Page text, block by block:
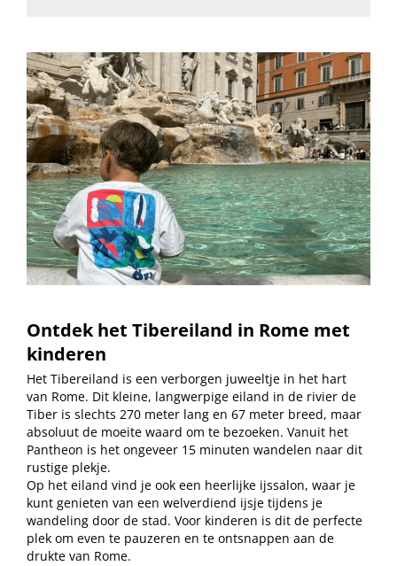
Ontdek het Tibereiland in Rome met
kinderen
Het Tibereiland is een verborgen juweeltje in het hart
van Rome. Dit kleine, langwerpige eiland in de rivier de
Tiber is slechts 270 meter lang en 67 meter breed, maar
absoluut de moeite waard om te bezoeken. Vanuit het
Pantheon is het ongeveer 15 minuten wandelen naar dit
rustige plekje.
Op het eiland vind je ook een heerlijke ijssalon, waar je
kunt genieten van een welverdiend ijsje tijdens je
wandeling door de stad. Voor kinderen is dit de perfecte
plek om even te pauzeren en te ontsnappen aan de
drukte van Rome.